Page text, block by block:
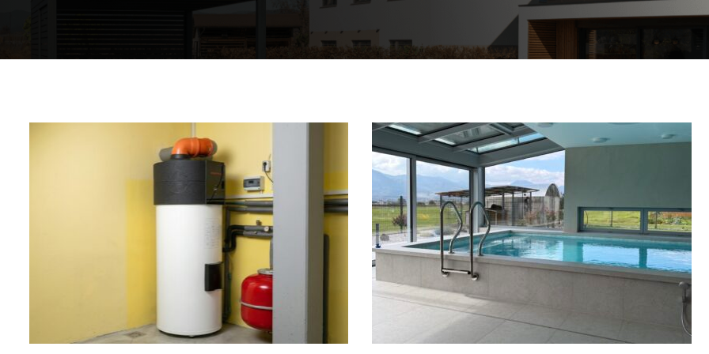
Warmes Zuhause
Mappe der Wärmepumpen
Die Erfahrungen unserer Kunden
Kommerzielle und
öffentliche Gebäude
Heizung und Kühlung von
Geschäftsräumen
Abwassernutzung
Maßgeschneidert
Mappe der Wärmepumpen
Die Erfahrungen unserer Kunden